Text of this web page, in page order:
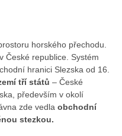
horského přechodu.
České republice. Systém
hranici Slezska od 16.
tří států – České
především v okolí
zde vedla obchodní
stezkou.